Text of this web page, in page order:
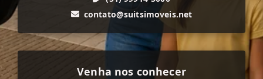
contato@suitsimoveis.net
Venha nos conhecer